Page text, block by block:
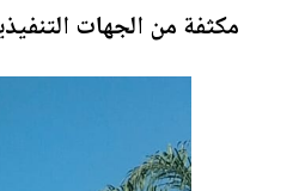
مكثفة من الجهات